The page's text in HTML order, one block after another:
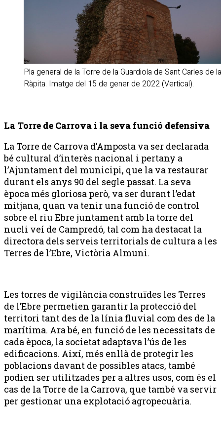
Pla general de la Torre de la Guardiola de Sant Carles de la
Ràpita. Imatge del 15 de gener de 2022 (Vertical).
La Torre de Carrova i la seva funció defensiva
La Torre de Carrova d’Amposta va ser declarada
bé cultural d’interès nacional i pertany a
l’Ajuntament del municipi, que la va restaurar
durant els anys 90 del segle passat. La seva
època més gloriosa però, va ser durant l’edat
mitjana, quan va tenir una funció de control
sobre el riu Ebre juntament amb la torre del
nucli veí de Campredó, tal com ha destacat la
directora dels serveis territorials de cultura a les
Terres de l’Ebre, Victòria Almuni.
Les torres de vigilància construïdes les Terres
de l’Ebre permetien garantir la protecció del
territori tant des de la línia fluvial com des de la
marítima. Ara bé, en funció de les necessitats de
cada època, la societat adaptava l’ús de les
edificacions. Així, més enllà de protegir les
poblacions davant de possibles atacs, també
podien ser utilitzades per a altres usos, com és el
cas de la Torre de la Carrova, que també va servir
per gestionar una explotació agropecuària.